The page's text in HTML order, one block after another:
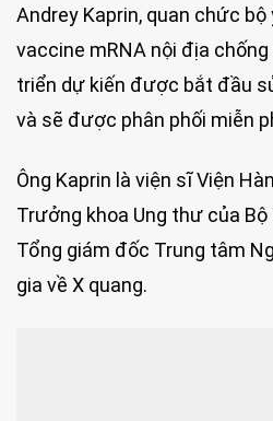
Andrey Kaprin, quan chức
vaccine mRNA nội địa
triển dự kiến được bắt đầu
và sẽ được phân phối miễn
Ông Kaprin là viện sĩ Viện
Trưởng khoa Ung thư của Bộ
Tổng giám đốc Trung tâm
gia về X quang.